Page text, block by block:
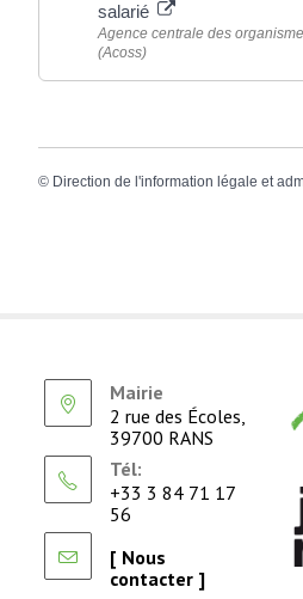
salarié
Agence centrale des
(Acoss)
© Direction de l'information légale et
Mairie
2 rue des Écoles,
39700 RANS
Tél:
+33 3 84 71 17
56
[ Nous
contacter ]